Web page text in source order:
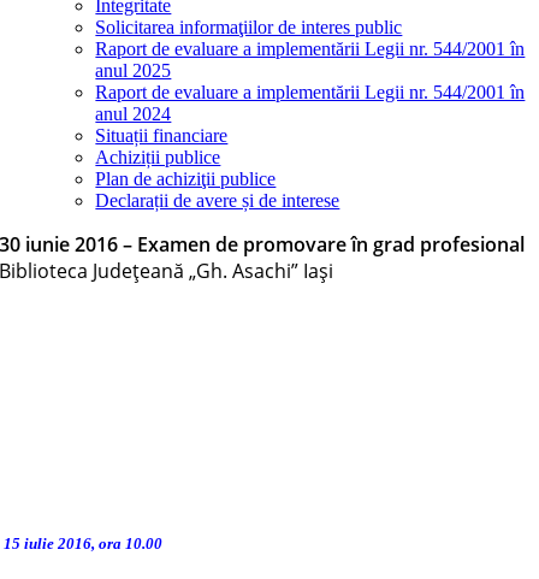
Integritate
Solicitarea informaţiilor de interes public
Raport de evaluare a implementării Legii nr. 544/2001 în
anul 2025
Raport de evaluare a implementării Legii nr. 544/2001 în
anul 2024
Situații financiare
Achiziții publice
Plan de achiziţii publice
Declarații de avere și de interese
30 iunie 2016 – Examen de promovare în grad profesional
Biblioteca Judeţeană „Gh. Asachi” Iaşi
15 iulie 2016, ora 10.00